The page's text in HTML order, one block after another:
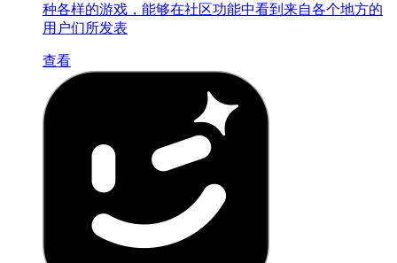
种各样的游戏，能够在社区功能中看到来自各个地方的
用户们所发表
查看